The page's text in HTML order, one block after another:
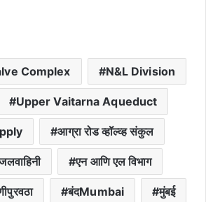
Complex N&L Division
Upper Vaitarna Aqueduct
आग्रा रोड व्हॉल्व्ह संकुल
एन आणि एल विभाग
बंदMumbai मुंबई